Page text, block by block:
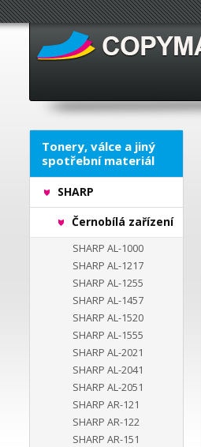
Tonery, válce a jiný
spotřební materiál
SHARP
Černobílá zařízení
SHARP AL-1000
SHARP AL-1217
SHARP AL-1255
SHARP AL-1457
SHARP AL-1520
SHARP AL-1555
SHARP AL-2021
SHARP AL-2041
SHARP AL-2051
SHARP AR-121
SHARP AR-122
SHARP AR-151